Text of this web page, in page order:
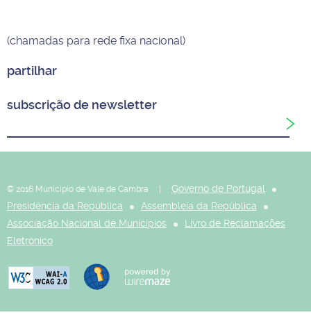
(chamadas para rede fixa nacional)
partilhar
subscrição de newsletter
© 2016 Município de Vale de Cambra |
Governo de Portugal
Presidência da República
Assembleia da República
Associação Nacional de Municípios
Livro de Reclamações
Eletrónico